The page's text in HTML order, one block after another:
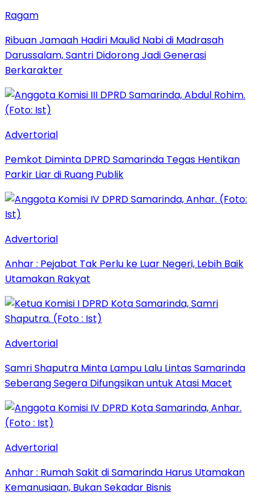
Ragam
Ribuan Jamaah Hadiri Maulid Nabi di Madrasah
Darussalam, Santri Didorong Jadi Generasi
Berkarakter
Advertorial
Pemkot Diminta DPRD Samarinda Tegas Hentikan
Parkir Liar di Ruang Publik
Advertorial
Anhar : Pejabat Tak Perlu ke Luar Negeri, Lebih Baik
Utamakan Rakyat
Advertorial
Samri Shaputra Minta Lampu Lalu Lintas Samarinda
Seberang Segera Difungsikan untuk Atasi Macet
Advertorial
Anhar : Rumah Sakit di Samarinda Harus Utamakan
Kemanusiaan, Bukan Sekadar Bisnis